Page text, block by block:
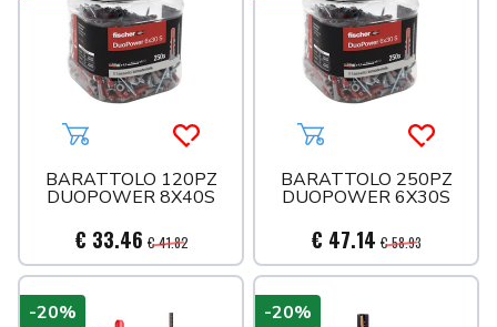
Aggiungi al carrelloAcquista più tardi
BARATTOLO 120PZ
DUOPOWER 8X40S
€ 33.46 € 41.82
Aggiungi al carrello
BARATTOLO 250PZ
DUOPOWER 6X30S
€ 47.14 € 58.93
-20% -20%